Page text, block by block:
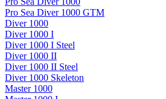
Pro Sea Diver 1000 GTM
Diver 1000
Diver 1000 I
Diver 1000 I Steel
Diver 1000 II
Diver 1000 II Steel
Diver 1000 Skeleton
Master 1000